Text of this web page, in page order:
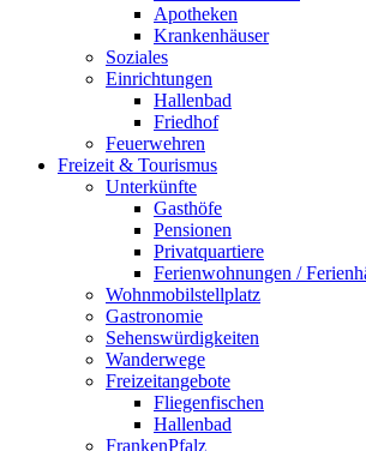
Apotheken
Krankenhäuser
Soziales
Einrichtungen
Hallenbad
Friedhof
Feuerwehren
Freizeit & Tourismus
Unterkünfte
Gasthöfe
Pensionen
Privatquartiere
Ferienwohnungen /
Wohnmobilstellplatz
Gastronomie
Sehenswürdigkeiten
Wanderwege
Freizeitangebote
Fliegenfischen
Hallenbad
FrankenPfalz